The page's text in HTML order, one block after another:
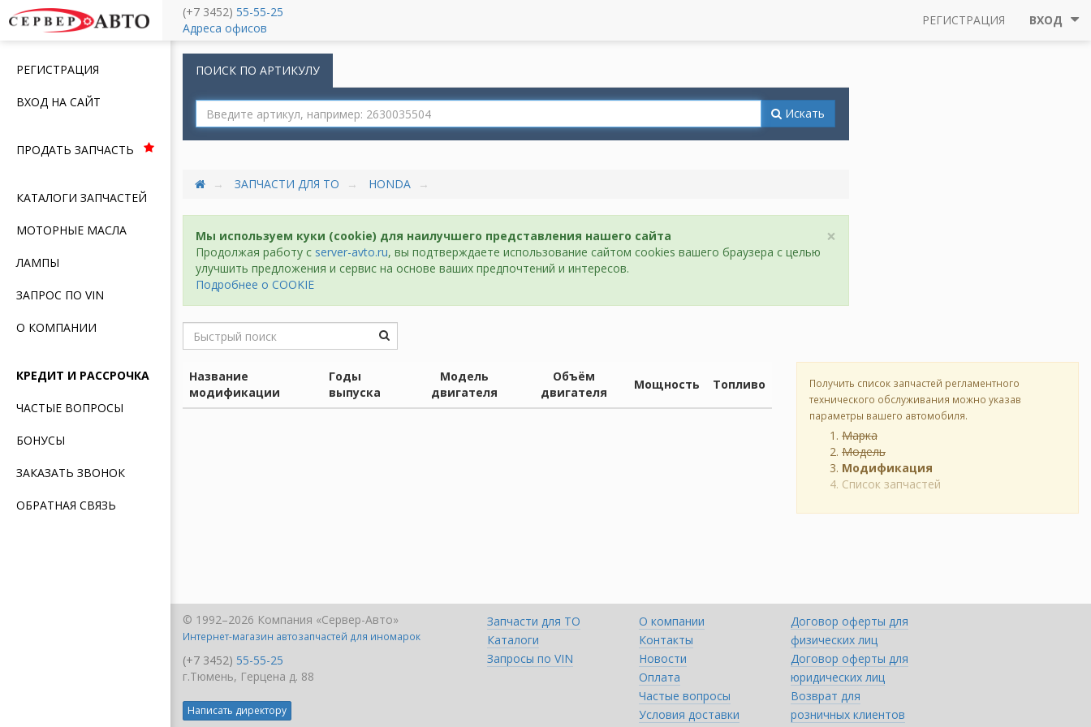
Меню
РЕГИСТРАЦИЯ
ВХОД НА САЙТ
ПРОДАТЬ ЗАПЧАСТЬ
КАТАЛОГИ ЗАПЧАСТЕЙ
МОТОРНЫЕ МАСЛА
ЛАМПЫ
ЗАПРОС ПО VIN
О КОМПАНИИ
КРЕДИТ И РАССРОЧКА
ЧАСТЫЕ ВОПРОСЫ
БОНУСЫ
ЗАКАЗАТЬ ЗВОНОК
ОБРАТНАЯ СВЯЗЬ
(+7 3452) 55-55-25
Адреса офисов
РЕГИСТРАЦИЯ ВХОД
ПОИСК ПО АРТИКУЛУ
Искать
ЗАПЧАСТИ ДЛЯ ТО HONDA
×
Мы используем куки (cookie) для наилучшего представления нашего сайта
Продолжая работу с server-avto.ru, вы подтверждаете использование сайтом cookies вашего браузера с целью
улучшить предложения и сервис на основе ваших предпочтений и интересов.
Подробнее о COOKIE
Получить список запчастей регламентного
технического обслуживания можно указав
параметры вашего автомобиля.
Марка
Модель
Модификация
Список запчастей
Название
модификации
Годы
выпуска
Модель
двигателя
Объём
двигателя
Мощность Топливо
Запчасти для ТО
Каталоги
Запросы по VIN
О компании
Контакты
Новости
Оплата
Частые вопросы
Условия доставки
Договор оферты для
физических лиц
Договор оферты для
юридических лиц
Возврат для
розничных клиентов
© 1992–2026 Компания «Сервер-Авто»
Интернет-магазин автозапчастей для иномарок
(+7 3452) 55-55-25
г.Тюмень, Герцена д. 88
Написать директору